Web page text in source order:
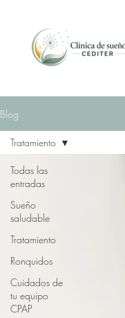
Blog
Todas las
entradas
Sueño
saludable
Tratamiento
Ronquidos
Cuidados de
tu equipo
CPAP
Tratamiento